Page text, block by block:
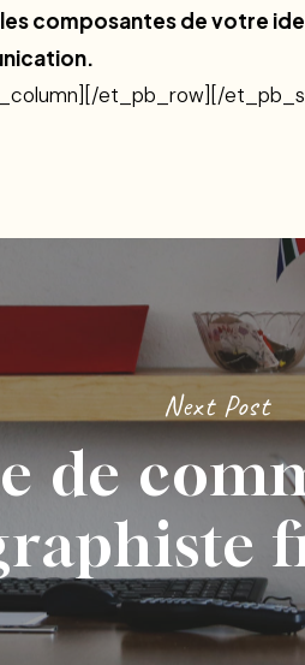
composantes de votre
et_pb_row][/
Next Post
de